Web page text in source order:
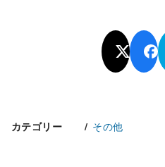
カテゴリー その他